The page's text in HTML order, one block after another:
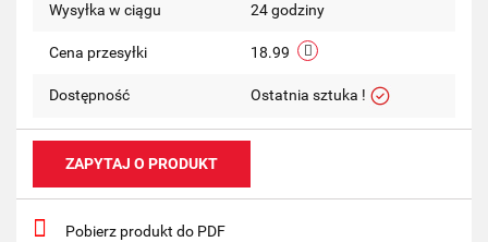
Wysyłka w ciągu 24 godziny
Cena przesyłki 18.99
Dostępność Ostatnia sztuka !
ZAPYTAJ O PRODUKT
Pobierz produkt do PDF